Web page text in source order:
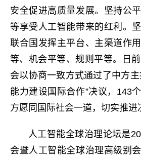
安全促进高质量发展。坚持公
等享受人工智能带来的红利。
联合国发挥主平台、主渠道作
等、机会平等、规则平等。日
会以协商一致方式通过了中方
能力建设国际合作”决议， 143
方愿同国际社会一道，切实推进
人工智能全球治理论坛是
会暨人工智能全球治理高级别